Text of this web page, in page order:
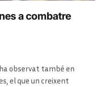
a combatre
observat també en
el que un creixent